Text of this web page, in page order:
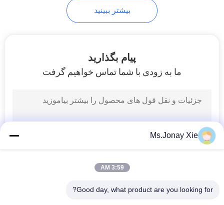
سینی فیبر نوری
فیبر نوری جعبه
ترمینال
40
بیشتر ببینید
پیام بگذارید
ما به زودی با شما تماس خواهیم گرفت
Ms.Jonay Xie
3:59 AM
Good day, what product are you looking for?